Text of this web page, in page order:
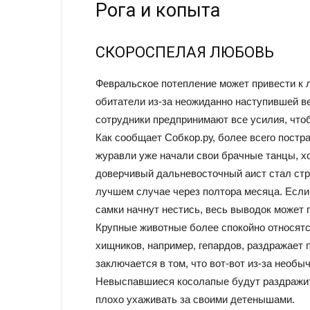
Рога и копыта
СКОРОСПЕЛАЯ ЛЮБОВЬ
Февральское потепление может привести к
обитатели из-за неожиданно наступившей
сотрудники предпринимают все усилия,
Как сообщает Собкор.ру, более всего
журавли уже начали свои брачные танцы,
доверчивый дальневосточный аист стал
лучшем случае через полтора месяца.
самки начнут нестись, весь выводок может
Крупные животные более спокойно
хищников, например, гепардов, раздражает
заключается в том, что вот-вот из-за
Невыспавшиеся косолапые будут
плохо ухаживать за своими детенышами.